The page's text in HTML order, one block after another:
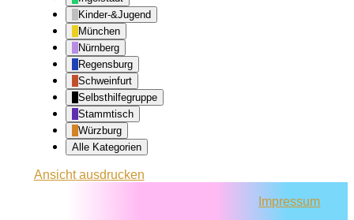
Kinder-&Jugend
München
Nürnberg
Regensburg
Schweinfurt
Selbsthilfegruppe
Stammtisch
Würzburg
Alle Kategorien
Ansichtausdrucken
Impressum